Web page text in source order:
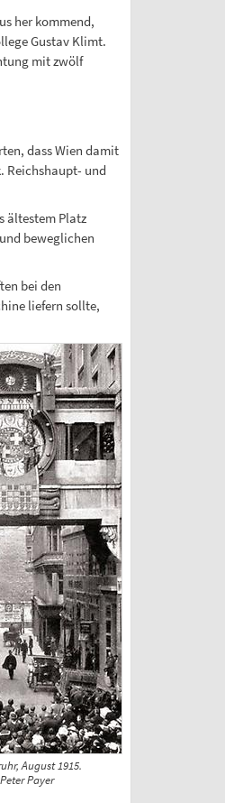
her kommend,
Gustav Klimt.
mit zwölf
dass Wien damit
Reichshaupt- und
ältestem Platz
beweglichen
bei den
liefern sollte,
August 1915.
Payer